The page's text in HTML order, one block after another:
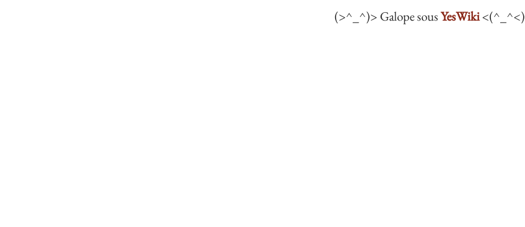
(>^_^)> Galope sousYesWiki<(^_^<)